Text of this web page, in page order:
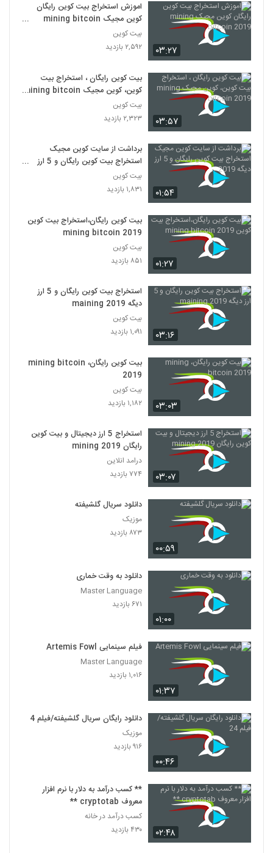
۰۳:۲۷
اموزش استخراج بیت کوین رایگان
کوین مجیک mining bitcoin
2019
بیت کوین
۲,۵۹۲ بازدید
۰۳:۵۷
بیت کوین رایگان ، استخراج بیت
کوین، کوین مجیک mining bitcoin
2019
بیت کوین
۲,۳۲۳ بازدید
۰۱:۵۴
برداشت از سایت کوین مجیک
استخراج بیت کوین رایگان و 5 ارز
دیگه 2019
بیت کوین
۱,۸۳۱ بازدید
۰۱:۲۷
بیت کوین رایگان،استخراج بیت کوین
mining bitcoin 2019
بیت کوین
۸۵۱ بازدید
۰۳:۱۶
استخراج بیت کوین رایگان و 5 ارز
دیگه maining 2019
بیت کوین
۱,۰۹۱ بازدید
۰۳:۰۳
بیت کوین رایگان، mining bitcoin
2019
بیت کوین
۱,۱۸۲ بازدید
۰۳:۰۷
استخراج 5 ارز دیجیتال و بیت کوین
رایگان mining 2019
درامد انلاین
۷۷۴ بازدید
۰۰:۵۹
دانلود سریال گلشیفته
موزیک
۸۷۳ بازدید
۰۱:۰۰
دانلود به وقت خماری
Master Language
۶۷۱ بازدید
۰۱:۳۷
فیلم سینمایی Artemis Fowl
Master Language
۱,۰۱۶ بازدید
۰۰:۴۶
دانلود رایگان سریال گلشیفته/فیلم 24
موزیک
۹۱۶ بازدید
۰۲:۴۸
** کسب درآمد به دلار با نرم افزار
معروف cryptotab **
کسب درآمد در خانه
۴۳۰ بازدید